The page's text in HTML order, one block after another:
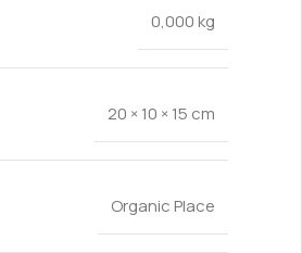
0,000 kg
20 × 10 × 15 cm
Organic Place